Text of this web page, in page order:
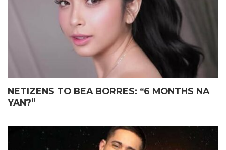
NETIZENS TO BEA BORRES: “6 MONTHS NA
YAN?”